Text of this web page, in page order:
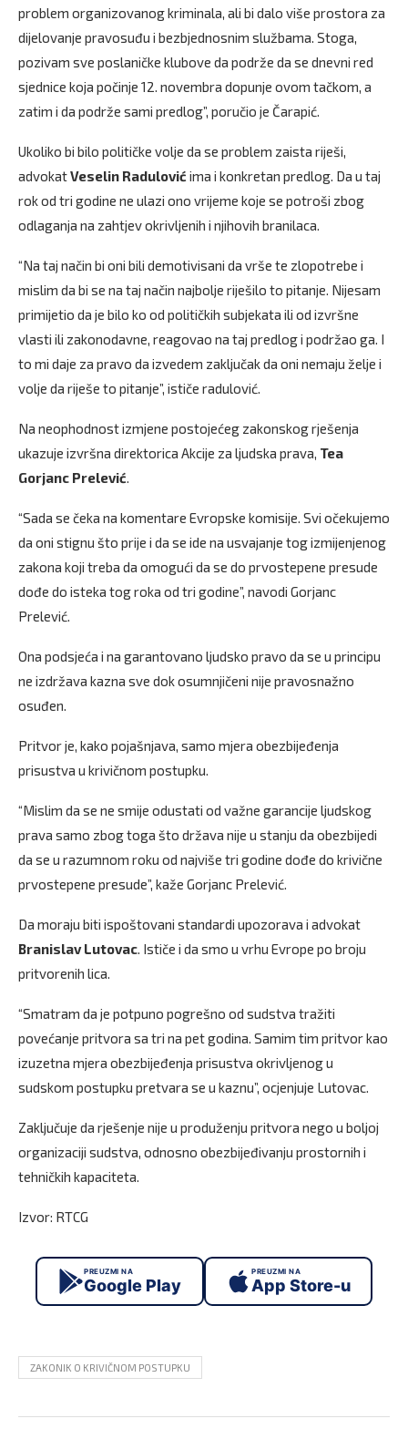
problem organizovanog kriminala, ali bi dalo više prostora za
dijelovanje pravosuđu i bezbjednosnim službama. Stoga,
pozivam sve poslaničke klubove da podrže da se dnevni red
sjednice koja počinje 12. novembra dopunje ovom tačkom, a
zatim i da podrže sami predlog”, poručio je Čarapić.
Ukoliko bi bilo političke volje da se problem zaista riješi,
advokatVeselin Radulović ima i konkretan predlog. Da u taj
rok od tri godine ne ulazi ono vrijeme koje se potroši zbog
odlaganja na zahtjev okrivljenih i njihovih branilaca.
“Na taj način bi oni bili demotivisani da vrše te zlopotrebe i
mislim da bi se na taj način najbolje riješilo to pitanje. Nijesam
primijetio da je bilo ko od političkih subjekata ili od izvršne
vlasti ili zakonodavne, reagovao na taj predlog i podržao ga. I
to mi daje za pravo da izvedem zaključak da oni nemaju želje i
volje da riješe to pitanje”, ističe radulović.
Na neophodnost izmjene postojećeg zakonskog rješenja
ukazuje izvršna direktorica Akcije za ljudska prava, Tea
Gorjanc Prelević.
“Sada se čeka na komentare Evropske komisije. Svi očekujemo
da oni stignu što prije i da se ide na usvajanje tog izmijenjenog
zakona koji treba da omogući da se do prvostepene presude
dođe do isteka tog roka od tri godine”, navodi Gorjanc
Prelević.
Ona podsjeća i na garantovano ljudsko pravo da se u principu
ne izdržava kazna sve dok osumnjičeni nije pravosnažno
osuđen.
Pritvor je, kako pojašnjava, samo mjera obezbijeđenja
prisustva u krivičnom postupku.
“Mislim da se ne smije odustati od važne garancije ljudskog
prava samo zbog toga što država nije u stanju da obezbijedi
da se u razumnom roku od najviše tri godine dođe do krivične
prvostepene presude”, kaže Gorjanc Prelević.
Da moraju biti ispoštovani standardi upozorava i advokat
Branislav Lutovac. Ističe i da smo u vrhu Evrope po broju
pritvorenih lica.
“Smatram da je potpuno pogrešno od sudstva tražiti
povećanje pritvora sa tri na pet godina. Samim tim pritvor kao
izuzetna mjera obezbijeđenja prisustva okrivljenog u
sudskom postupku pretvara se u kaznu”, ocjenjuje Lutovac.
Zaključuje da rješenje nije u produženju pritvora nego u boljoj
organizaciji sudstva, odnosno obezbijeđivanju prostornih i
tehničkih kapaciteta.
Izvor: RTCG
PREUZMI NA
Google Play
PREUZMI NA
App Store-u
ZAKONIK O KRIVIČNOM POSTUPKU